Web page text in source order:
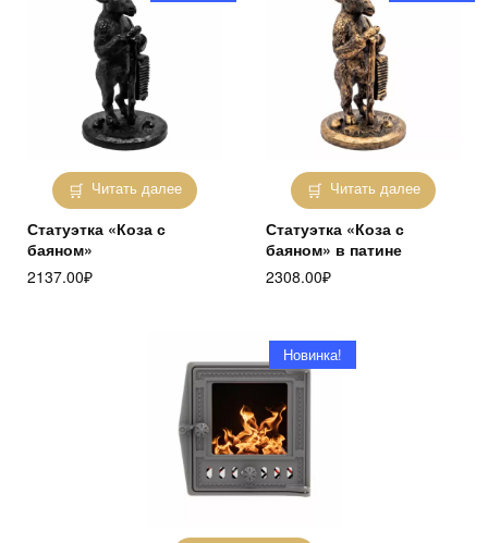
Читать далее
Статуэтка «Коза с
баяном»
2137.00₽
Читать далее
Статуэтка «Коза с
баяном» в патине
2308.00₽
Новинка!